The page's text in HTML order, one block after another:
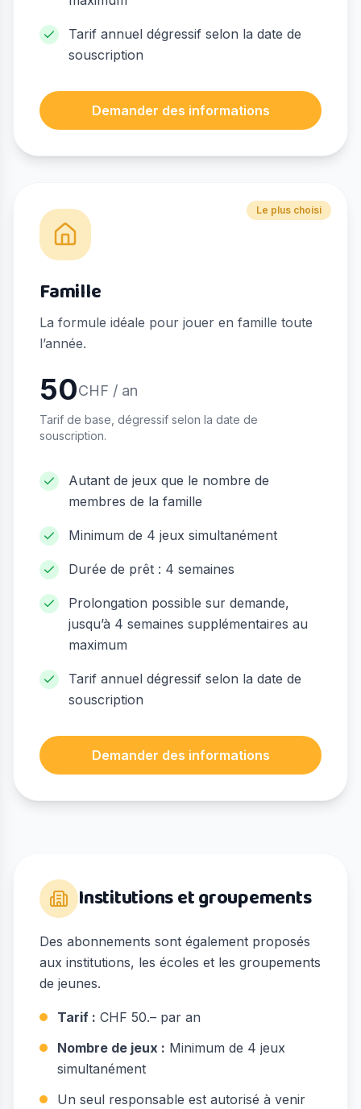
Tarif annuel dégressif selon la date de
souscription
Demander des informations
Le plus choisi
Famille
La formule idéale pour jouer en famille toute
l’année.
50CHF / an
Tarif de base, dégressif selon la date de
souscription.
Autant de jeux que le nombre de
membres de la famille
Minimum de 4 jeux simultanément
Durée de prêt : 4 semaines
Prolongation possible sur demande,
jusqu’à 4 semaines supplémentaires au
maximum
Tarif annuel dégressif selon la date de
souscription
Demander des informations
Institutions et groupements
Des abonnements sont également proposés
aux institutions, les écoles et les groupements
de jeunes.
Tarif : CHF 50.– par an
Nombre de jeux : Minimum de 4 jeux
simultanément
Un seul responsable est autorisé à venir